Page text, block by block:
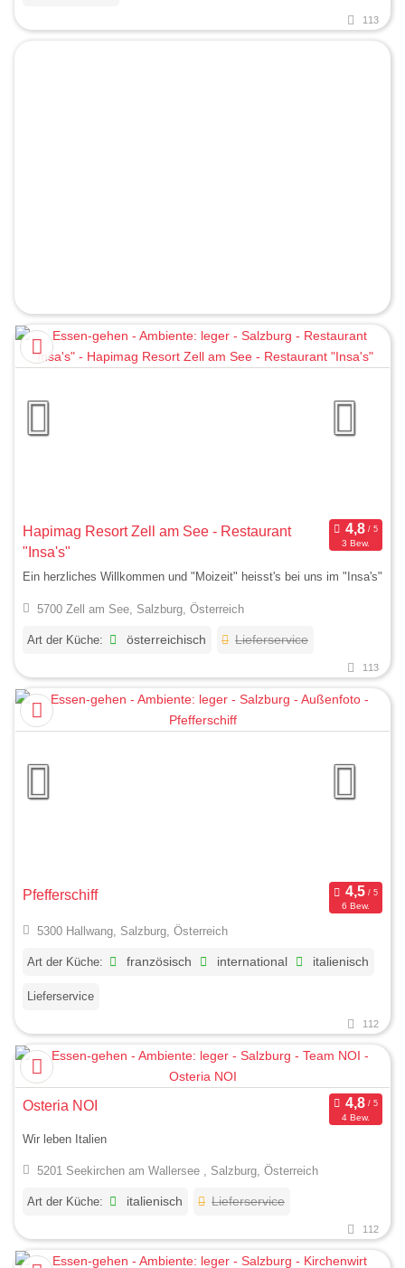
113
Hapimag Resort Zell am See - Restaurant
"Insa's"
3 Bew.
Ein herzliches Willkommen und "Moizeit" heisst's bei uns im "Insa's"
5700 Zell am See, Salzburg, Österreich
Art der Küche: österreichisch Lieferservice
113
Pfefferschiff
6 Bew.
5300 Hallwang, Salzburg, Österreich
Art der Küche: französisch international italienisch
Lieferservice
112
Osteria NOI
4 Bew.
Wir leben Italien
5201 Seekirchen am Wallersee , Salzburg, Österreich
Art der Küche: italienisch Lieferservice
112